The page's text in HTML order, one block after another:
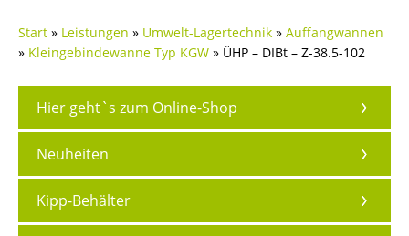
Start » Leistungen » Umwelt-Lagertechnik » Auffangwannen
» Kleingebindewanne Typ KGW » ÜHP – DIBt – Z-38.5-102
Hier geht`s zum Online-Shop
Neuheiten
Kipp-Behälter